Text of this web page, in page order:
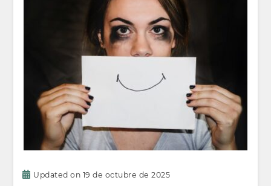
Updated on 19 de octubre de 2025